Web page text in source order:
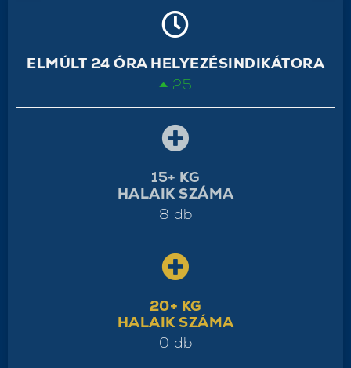
ELMÚLT 24 ÓRA HELYEZÉSINDIKÁTORA
25
15+ KG
HALAIK SZÁMA
8 db
20+ KG
HALAIK SZÁMA
0 db